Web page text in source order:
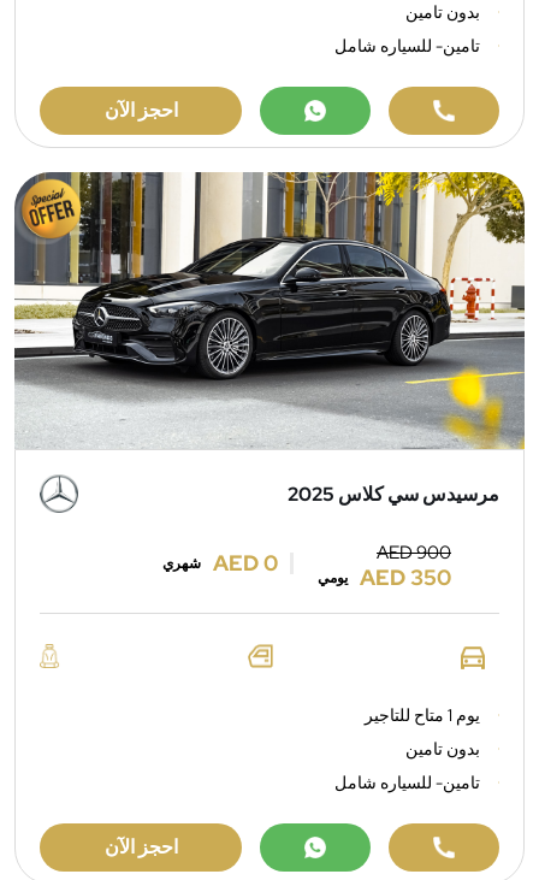
بدون تامين
تامين- للسياره شامل
احجز الآن
مرسيدس سي كلاس 2025
AED 900
AED 350 يومي
AED 0 شهري
يوم 1 متاح للتاجير
بدون تامين
تامين- للسياره شامل
احجز الآن